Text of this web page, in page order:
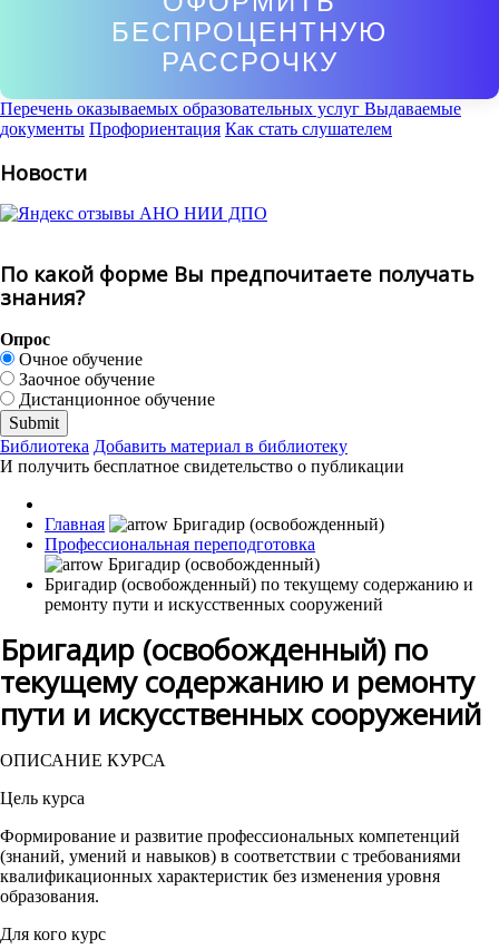
БЕСПРОЦЕНТНУЮ
РАССРОЧКУ
Перечень оказываемых образовательных услуг Выдаваемые
документы Профориентация Как стать слушателем
Новости
По какой форме Вы предпочитаете получать
знания?
Опрос
Очное обучение
Заочное обучение
Дистанционное обучение
Библиотека Добавить материал в библиотеку
И получить бесплатное свидетельство о публикации
Главная
Профессиональная переподготовка
Бригадир (освобожденный) по текущему содержанию и
ремонту пути и искусственных сооружений
Бригадир (освобожденный) по
текущему содержанию и ремонту
пути и искусственных сооружений
ОПИСАНИЕ КУРСА
Цель курса
Формирование и развитие профессиональных компетенций
(знаний, умений и навыков) в соответствии с требованиями
квалификационных характеристик без изменения уровня
образования.
Для кого курс